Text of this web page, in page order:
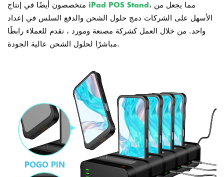
iPad POS Stand ، مما يجعل من
الأسهل على الشركات دمج حلول الشحن والدفع السلس في إعداد
واحد. من خلال العمل كشركة مصنعة ومورد ، نقدم للعملاء رابطًا
مباشرًا لحلول الشحن عالية الجودة.